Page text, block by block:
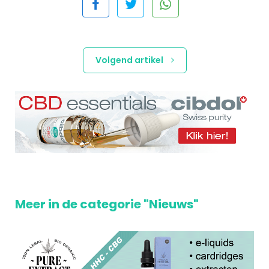
Volgend artikel
Meer in de categorie "Nieuws"